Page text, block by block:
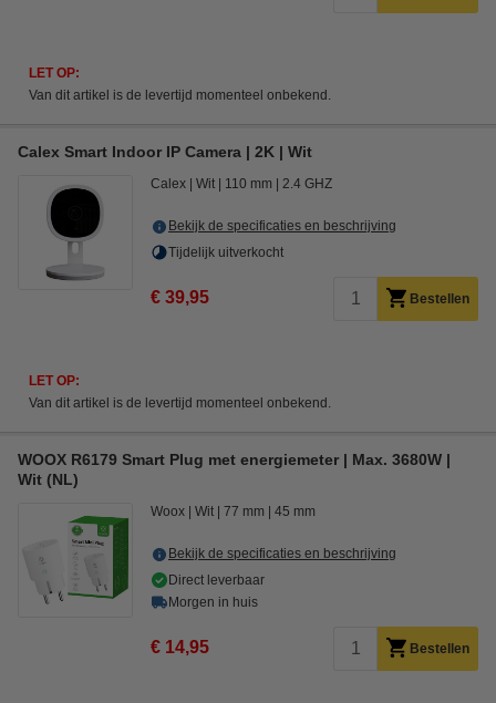
LET OP:
Van dit artikel is de levertijd momenteel onbekend.
Calex Smart Indoor IP Camera | 2K | Wit
Calex Wit 110 mm 2.4 GHZ
Bekijk de specificaties en beschrijving
Tijdelijk uitverkocht
€ 39,95 Bestellen
LET OP:
Van dit artikel is de levertijd momenteel onbekend.
WOOX R6179 Smart Plug met energiemeter | Max. 3680W |
Wit (NL)
Woox Wit 77 mm 45 mm
Bekijk de specificaties en beschrijving
Direct leverbaar
Morgen in huis
€ 14,95 Bestellen